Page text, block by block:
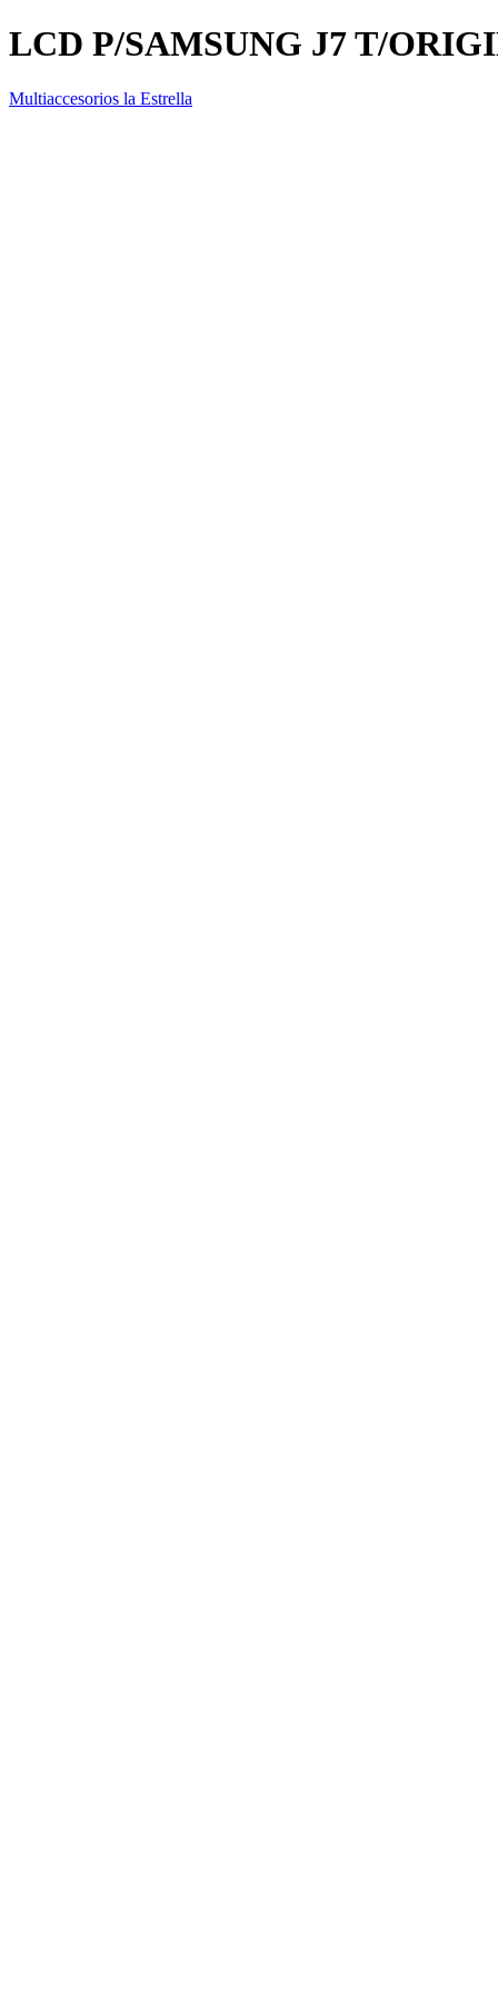
LCD P/SAMSUNG J7 T/
Multiaccesorios la Estrella